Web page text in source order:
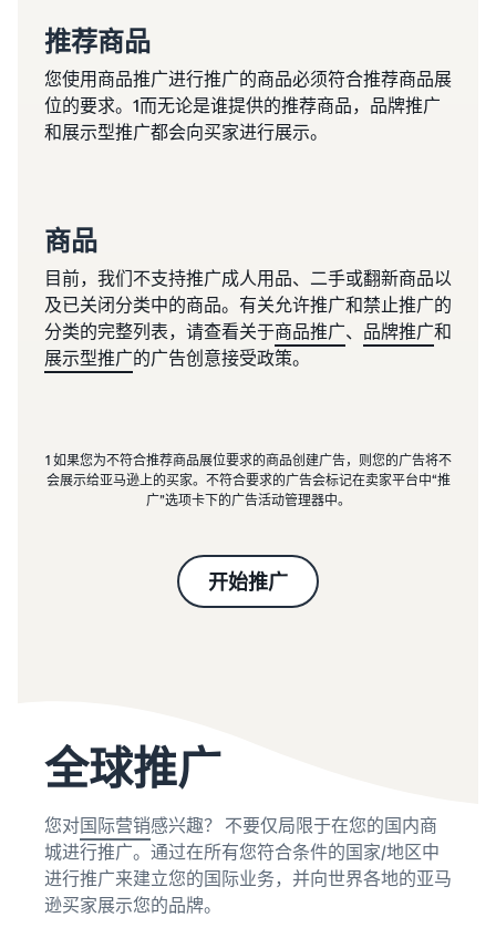
推荐商品
您使用商品推广进行推广的商品必须符合推荐商品展
位的要求。1而无论是谁提供的推荐商品，品牌推广
和展示型推广都会向买家进行展示。
商品
目前，我们不支持推广成人用品、二手或翻新商品以
及已关闭分类中的商品。有关允许推广和禁止推广的
分类的完整列表，请查看关于商品推广、 品牌推广和
展示型推广的广告创意接受政策。
1 如果您为不符合推荐商品展位要求的商品创建广告，则您的广告将不
会展示给亚马逊上的买家。不符合要求的广告会标记在卖家平台中“推
广”选项卡下的广告活动管理器中。
开始推广
全球推广
您对国际营销感兴趣？ 不要仅局限于在您的国内商
城进行推广。通过在所有您符合条件的国家/地区中
进行推广来建立您的国际业务，并向世界各地的亚马
逊买家展示您的品牌。